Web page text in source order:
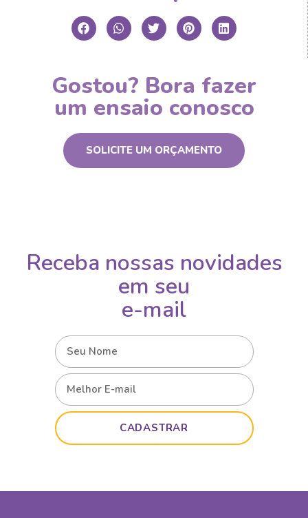
Gostou? Bora fazer
um ensaio conosco
SOLICITE UM ORÇAMENTO
Receba nossas novidades
em seu
e-mail
CADASTRAR